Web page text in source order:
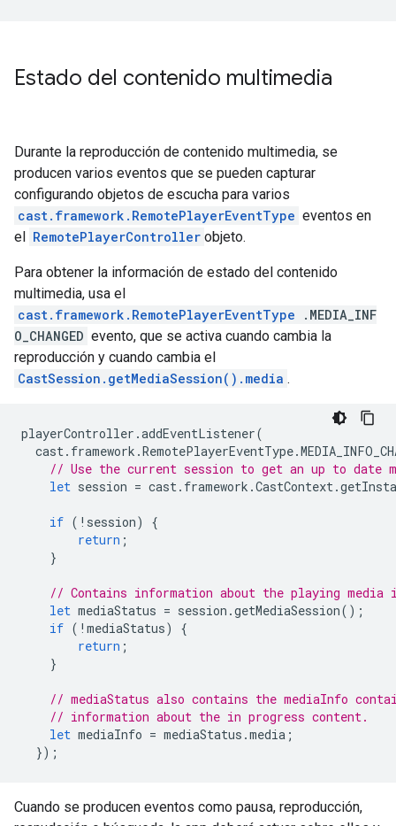
Estado del contenido multimedia
Durante la reproducción de contenido multimedia, se
producen varios eventos que se pueden capturar
configurando objetos de escucha para varios
cast.framework.RemotePlayerEventType eventos en
el RemotePlayerController objeto.
Para obtener la información de estado del contenido
multimedia, usa el
cast.framework.RemotePlayerEventType
.MEDIA_INF
O_CHANGED evento, que se activa cuando cambia la
reproducción y cuando cambia el
CastSession.getMediaSession().media .
playerController .addEventListener(
cast. framework .RemotePlayerEventType.
// Use the current session to get an up to date
let session = cast. framework .CastContext.
if ( ! session)
{
return ;
}
// Contains information about the playing media
let mediaStatus = session .getMediaSession();
if ( ! mediaStatus)
{
return ;
}
// mediaStatus also contains the mediaInfo
// information about the in progress content.
let mediaInfo = mediaStatus .media ;
});
Cuando se producen eventos como pausa, reproducción,